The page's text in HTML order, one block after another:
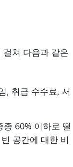
쳐 다음과 같은
, 취급 수수료, 서
60% 이하로 떨
공간에 대한 비